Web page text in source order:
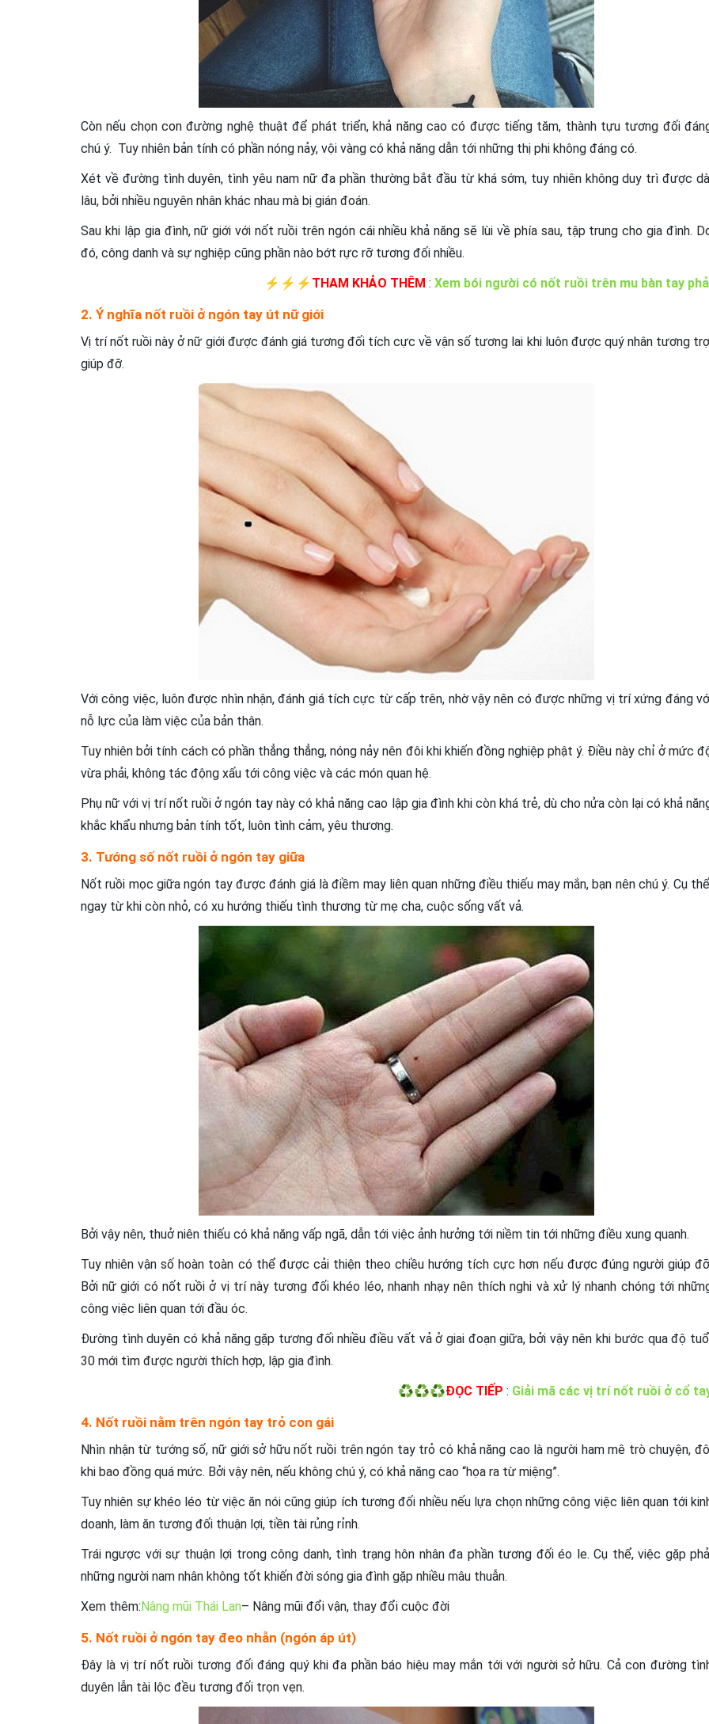
Còn nếu chọn con đường nghệ thuật để phát triển, khả năng cao có được tiếng tăm, thành tựu tương đối
chú ý. Tuy nhiên bản tính có phần nóng nảy, vội vàng có khả năng dẫn tới những thị phi không đáng có.
Xét về đường tình duyên, tình yêu nam nữ đa phần thường bắt đầu từ khá sớm, tuy nhiên không duy trì được
lâu, bởi nhiều nguyên nhân khác nhau mà bị gián đoán.
Sau khi lập gia đình, nữ giới với nốt ruồi trên ngón cái nhiều khả năng sẽ lùi về phía sau, tập trung cho gia đình.
đó, công danh và sự nghiệp cũng phần nào bớt rực rỡ tương đối nhiều.
⚡⚡⚡THAM KHẢO THÊM : Xem bói người có nốt ruồi trên mu bàn tay
2. Ý nghĩa nốt ruồi ở ngón tay út nữ giới
Vị trí nốt ruồi này ở nữ giới được đánh giá tương đối tích cực về vận số tương lai khi luôn được quý nhân tương
giúp đỡ.
Với công việc, luôn được nhìn nhận, đánh giá tích cực từ cấp trên, nhờ vậy nên có được những vị trí xứng đáng
nỗ lực của làm việc của bản thân.
Tuy nhiên bởi tính cách có phần thẳng thẳng, nóng nảy nên đôi khi khiến đồng nghiệp phật ý. Điều này chỉ ở mức
vừa phải, không tác động xấu tới công việc và các món quan hệ.
Phụ nữ với vị trí nốt ruồi ở ngón tay này có khả năng cao lập gia đình khi còn khá trẻ, dù cho nửa còn lại có khả
khắc khẩu nhưng bản tính tốt, luôn tình cảm, yêu thương.
3. Tướng số nốt ruồi ở ngón tay giữa
Nốt ruồi mọc giữa ngón tay được đánh giá là điềm may liên quan những điều thiếu may mắn, bạn nên chú ý. Cụ
ngay từ khi còn nhỏ, có xu hướng thiếu tình thương từ mẹ cha, cuộc sống vất vả.
Bởi vậy nên, thuở niên thiếu có khả năng vấp ngã, dẫn tới việc ảnh hưởng tới niềm tin tới những điều xung quanh.
Tuy nhiên vận số hoàn toàn có thể được cải thiện theo chiều hướng tích cực hơn nếu được đúng người giúp
Bởi nữ giới có nốt ruồi ở vị trí này tương đối khéo léo, nhanh nhạy nên thích nghi và xử lý nhanh chóng tới
công việc liên quan tới đầu óc.
Đường tình duyên có khả năng gặp tương đối nhiều điều vất vả ở giai đoạn giữa, bởi vậy nên khi bước qua độ
30 mới tìm được người thích hợp, lập gia đình.
♻️♻️♻️ĐỌC TIẾP : Giải mã các vị trí nốt ruồi ở cổ
4. Nốt ruồi nằm trên ngón tay trỏ con gái
Nhìn nhận từ tướng số, nữ giới sở hữu nốt ruồi trên ngón tay trỏ có khả năng cao là người ham mê trò chuyện,
khi bao đồng quá mức. Bởi vậy nên, nếu không chú ý, có khả năng cao “họa ra từ miệng”.
Tuy nhiên sự khéo léo từ việc ăn nói cũng giúp ích tương đối nhiều nếu lựa chọn những công việc liên quan tới
doanh, làm ăn tương đối thuận lợi, tiền tài rủng rỉnh.
Trái ngược với sự thuận lợi trong công danh, tình trạng hôn nhân đa phần tương đối éo le. Cụ thể, việc gặp
những người nam nhân không tốt khiến đời sóng gia đình gặp nhiều mâu thuẫn.
Xem thêm:Nâng mũi Thái Lan– Nâng mũi đổi vận, thay đổi cuộc đời
5. Nốt ruồi ở ngón tay đeo nhẫn (ngón áp út)
Đây là vị trí nốt ruồi tương đối đáng quý khi đa phần báo hiệu may mắn tới với người sở hữu. Cả con đường
duyên lẫn tài lộc đều tương đối trọn vẹn.